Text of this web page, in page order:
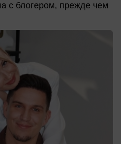
с блогером, прежде чем